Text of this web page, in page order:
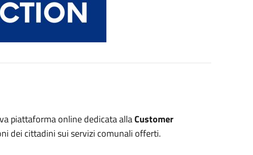
piattaforma online dedicata allaCustomer
dei cittadini sui servizi comunali offerti.